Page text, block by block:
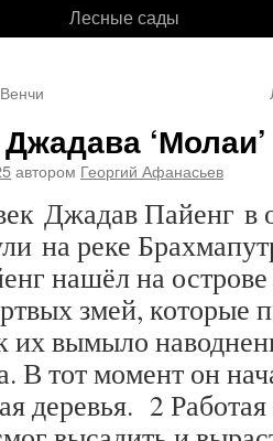
Лесные сады
автором Георгий Афанасьев
Джадав Пайенг в
на реке
нашёл на
змей, которые
их вымыло
В тот момент он
деревья. 2